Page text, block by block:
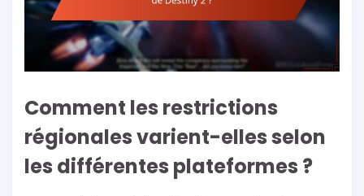
Comment les restrictions
régionales varient-elles selon
les différentes plateformes ?